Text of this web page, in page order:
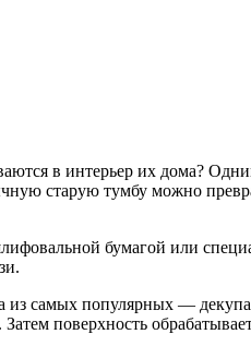
в интерьер их дома?
старую тумбу можно
бумагой или
из самых популярных —
поверхность